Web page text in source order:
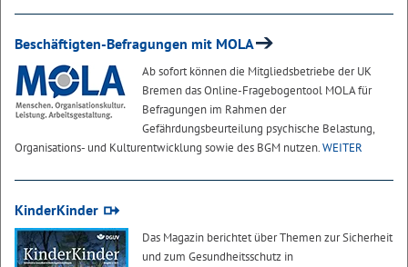
Beschäftigten-Befragungen mit MOLA
Ab sofort können die Mitgliedsbetriebe der UK
Bremen das Online-Fragebogentool MOLA für
Befragungen im Rahmen der
Gefährdungsbeurteilung psychische Belastung,
Organisations- und Kulturentwicklung sowie des BGM nutzen.WEITER
KinderKinder
Das Magazin berichtet über Themen zur Sicherheit
und zum Gesundheitsschutz in